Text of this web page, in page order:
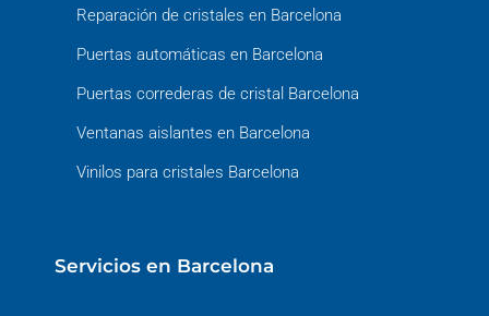
Reparación de cristales en Barcelona
Puertas automáticas en Barcelona
Puertas correderas de cristal Barcelona
Ventanas aislantes en Barcelona
Vinilos para cristales Barcelona
Servicios en Barcelona